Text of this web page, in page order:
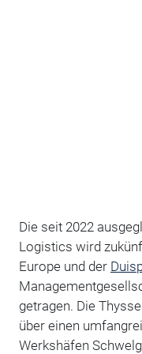
Die seit 2022
Logistics wird
Europe und der
getragen. Die
über einen
Werkshäfen